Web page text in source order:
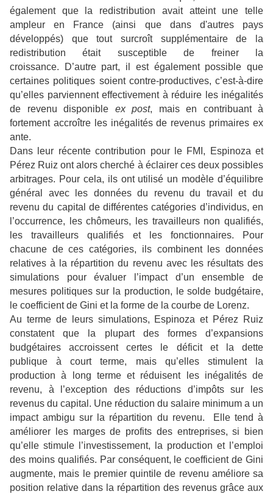
également que la redistribution avait atteint une telle
ampleur en France (ainsi que dans d'autres pays
développés) que tout surcroît supplémentaire de la
redistribution était susceptible de freiner la
croissance. D’autre part, il est également possible que
certaines politiques soient contre-productives, c’est-à-dire
qu’elles parviennent effectivement à réduire les inégalités
de revenu disponible ex post, mais en contribuant à
fortement accroître les inégalités de revenus primaires ex
ante.
Dans leur récente contribution pour le FMI, Espinoza et
Pérez Ruiz ont alors cherché à éclairer ces deux possibles
arbitrages. Pour cela, ils ont utilisé un modèle d’équilibre
général avec les données du revenu du travail et du
revenu du capital de différentes catégories d’individus, en
l’occurrence, les chômeurs, les travailleurs non qualifiés,
les travailleurs qualifiés et les fonctionnaires. Pour
chacune de ces catégories, ils combinent les données
relatives à la répartition du revenu avec les résultats des
simulations pour évaluer l’impact d’un ensemble de
mesures politiques sur la production, le solde budgétaire,
le coefficient de Gini et la forme de la courbe de Lorenz.
Au terme de leurs simulations, Espinoza et Pérez Ruiz
constatent que la plupart des formes d’expansions
budgétaires accroissent certes le déficit et la dette
publique à court terme, mais qu’elles stimulent la
production à long terme et réduisent les inégalités de
revenu, à l’exception des réductions d’impôts sur les
revenus du capital. Une réduction du salaire minimum a un
impact ambigu sur la répartition du revenu. Elle tend à
améliorer les marges de profits des entreprises, si bien
qu’elle stimule l’investissement, la production et l’emploi
des moins qualifiés. Par conséquent, le coefficient de Gini
augmente, mais le premier quintile de revenu améliore sa
position relative dans la répartition des revenus grâce aux